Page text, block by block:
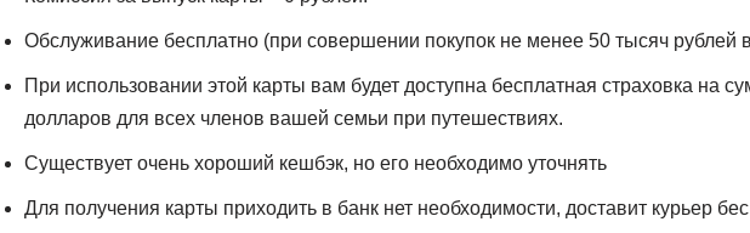
Обслуживание бесплатно (при совершении покупок не менее 50 тысяч рублей
При использовании этой карты вам будет доступна бесплатная страховка на
долларов для всех членов вашей семьи при путешествиях.
Существует очень хороший кешбэк, но его необходимо уточнять
Для получения карты приходить в банк нет необходимости, доставит курьер